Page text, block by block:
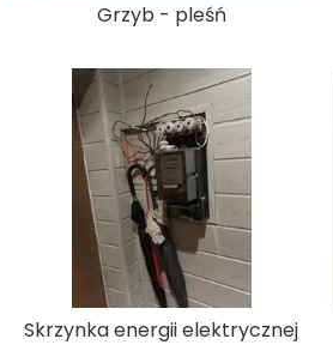
Grzyb - pleśń
Skrzynka energii elektrycznej